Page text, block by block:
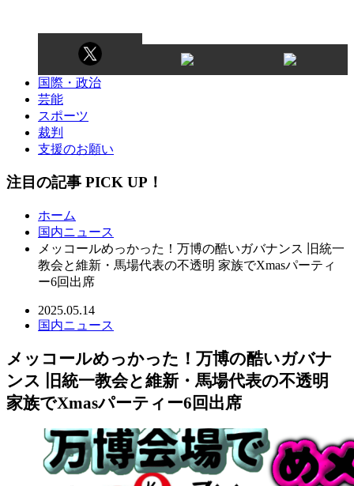
国際・政治
芸能
スポーツ
裁判
支援のお願い
注目の記事 PICK UP！
ホーム
国内ニュース
メッコールめっかった！万博の酷いガバナンス 旧統一
教会と維新・馬場代表の不透明 家族でXmasパーティ
ー6回出席
2025.05.14
国内ニュース
メッコールめっかった！万博の酷いガバナ
ンス 旧統一教会と維新・馬場代表の不透明
家族でXmasパーティー6回出席